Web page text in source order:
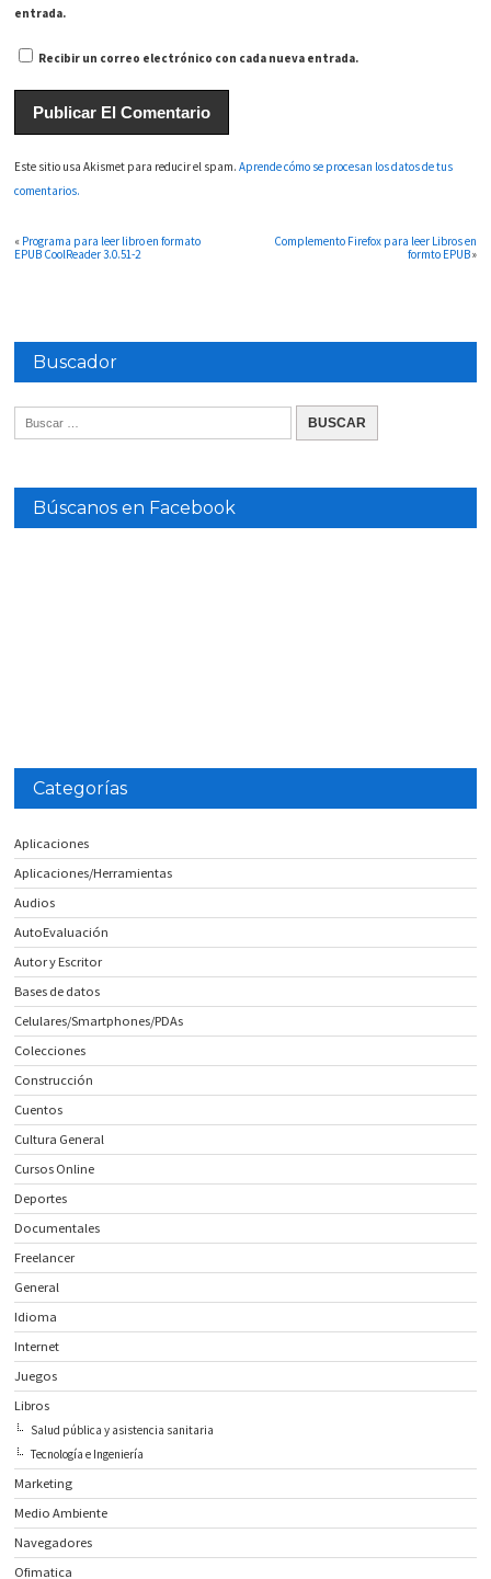
entrada.
Recibir un correo electrónico con cada nueva entrada.
Este sitio usa Akismet para reducir el spam.Aprende cómo se procesan los datos de tus
comentarios.
« Programa para leer libro en formato
EPUB CoolReader 3.0.51-2
Complemento Firefox para leer Libros en
formto EPUB»
Buscador
Búscanos en Facebook
Categorías
Aplicaciones
Aplicaciones/Herramientas
Audios
AutoEvaluación
Autor y Escritor
Bases de datos
Celulares/Smartphones/PDAs
Colecciones
Construcción
Cuentos
Cultura General
Cursos Online
Deportes
Documentales
Freelancer
General
Idioma
Internet
Juegos
Libros
Salud pública y asistencia sanitaria
Tecnología e Ingeniería
Marketing
Medio Ambiente
Navegadores
Ofimatica